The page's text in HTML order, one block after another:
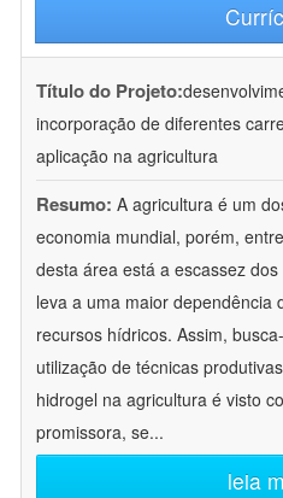
Título do Projeto:
incorporação de diferentes
aplicação na agricultura
Resumo: A agricultura é um
economia mundial, porém,
desta área está a escassez
leva a uma maior dependência
recursos hídricos. Assim,
utilização de técnicas
hidrogel na agricultura é visto
promissora, se...
leia